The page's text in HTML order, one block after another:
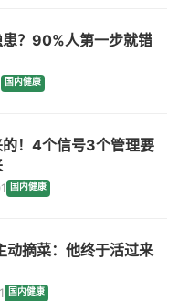
？90%人第一步就错
国内健康
！4个信号3个管理要
国内健康
动摘菜：他终于活过来
国内健康